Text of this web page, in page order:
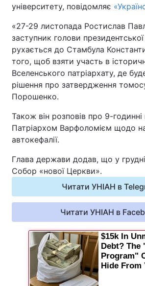
Спорт Наука
Техно і зв'язок Лайт
Зброя
Здоров'я
Цікавинки Погода
Інтерв'ю Думки
Архів
Контакти
ПОСЛУГИ
університету, повідомляє
«27-29 листопада Ростислав
заступник голови президентської
рухається до Стамбула
того, щоб взяти участь в
Вселенського патріархату, де
рішення про затвердження
Порошенко.
Також він розповів про 9-
Патріархом Варфоломієм щодо
автокефалії.
Глава держави додав, що у
Собор «нової Церкви».
Читати УНІАН в
Читати УНІАН в